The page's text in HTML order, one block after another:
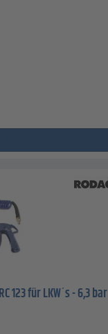
123 für LKW´s - 6,3 bar